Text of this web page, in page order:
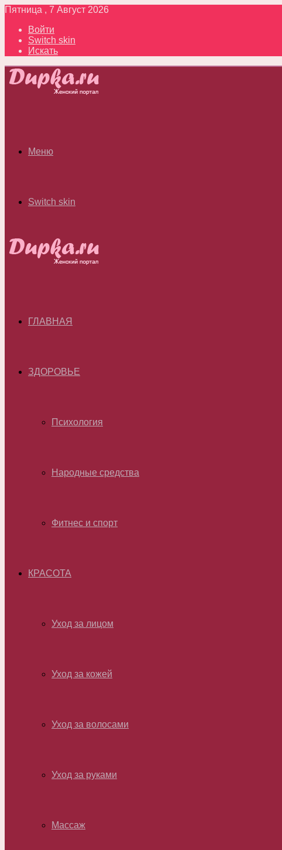
Пятница , 7 Август 2026
Войти
Switch skin
Искать
Меню
Switch skin
ГЛАВНАЯ
ЗДОРОВЬЕ
Психология
Народные средства
Фитнес и спорт
КРАСОТА
Уход за лицом
Уход за кожей
Уход за волосами
Уход за руками
Массаж